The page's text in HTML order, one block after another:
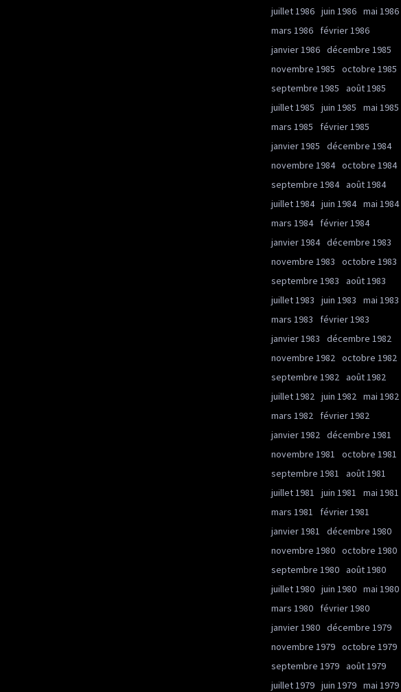
juillet 1986 juin 1986 mai 1986
mars 1986
février 1986
janvier 1986 décembre 1985
novembre 1985
octobre 1985
septembre 1985
août 1985
juillet 1985
juin 1985
mai 1985
mars 1985
février 1985
janvier 1985
décembre 1984
novembre 1984 octobre 1984
septembre 1984 août 1984
juillet 1984 juin 1984 mai 1984
mars 1984
février 1984
janvier 1984 décembre 1983
novembre 1983
octobre 1983
septembre 1983
août 1983
juillet 1983
juin 1983
mai 1983
mars 1983
février 1983
janvier 1983
décembre 1982
novembre 1982 octobre 1982
septembre 1982 août 1982
juillet 1982 juin 1982 mai 1982
mars 1982
février 1982
janvier 1982 décembre 1981
novembre 1981
octobre 1981
septembre 1981
août 1981
juillet 1981
juin 1981
mai 1981
mars 1981
février 1981
janvier 1981
décembre 1980
novembre 1980 octobre 1980
septembre 1980 août 1980
juillet 1980 juin 1980 mai 1980
mars 1980
février 1980
janvier 1980 décembre 1979
novembre 1979 octobre 1979
septembre 1979 août 1979
juillet 1979 juin 1979 mai 1979